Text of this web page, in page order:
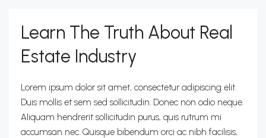
Learn The Truth About Real
Estate Industry
Lorem ipsum dolor sit amet, consectetur adipiscing elit.
Duis mollis et sem sed sollicitudin. Donec non odio neque.
Aliquam hendrerit sollicitudin purus, quis rutrum mi
accumsan nec. Quisque bibendum orci ac nibh facilisis,